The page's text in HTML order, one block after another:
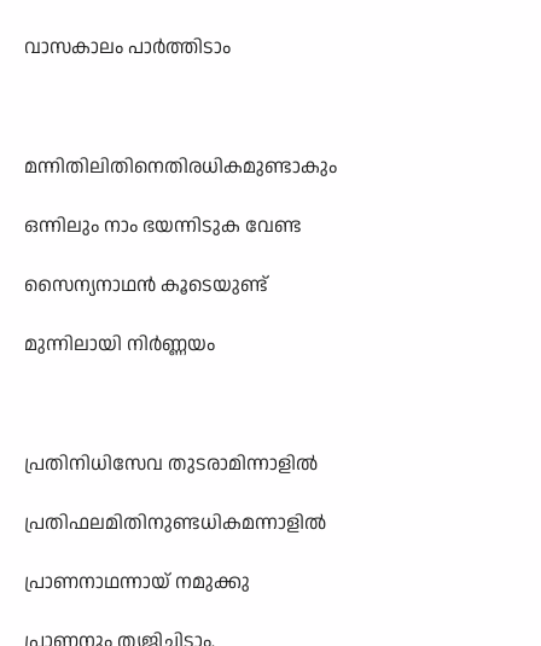
വാസകാലം പാർത്തിടാം
മന്നിതിലിതിനെതിരധികമുണ്ടാകും
ഒന്നിലും നാം ഭയന്നിടുക വേണ്ട
സൈന്യനാഥൻ കൂടെയുണ്ട്
മുന്നിലായി നിർണ്ണയം
പ്രതിനിധിസേവ തുടരാമിന്നാളിൽ
പ്രതിഫലമിതിനുണ്ടധികമന്നാളിൽ
പ്രാണനാഥന്നായ് നമുക്കു